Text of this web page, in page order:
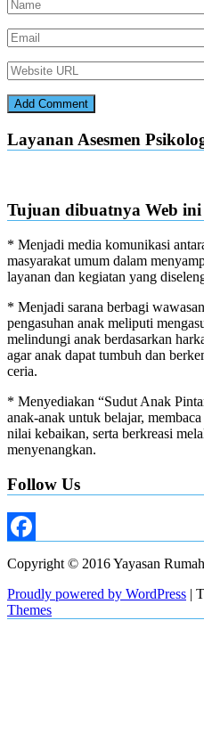
Layanan Asesmen
Tujuan dibuatnya Web ini
* Menjadi media komunikasi
masyarakat umum dalam
layanan dan kegiatan yang
* Menjadi sarana berbagi
pengasuhan anak meliputi
melindungi anak berdasarkan
agar anak dapat tumbuh dan
ceria.
* Menyediakan “Sudut Anak
anak-anak untuk belajar,
nilai kebaikan, serta berkreasi
menyenangkan.
Follow Us
Copyright © 2016 Yayasan
Proudly powered by WordPress |
Themes